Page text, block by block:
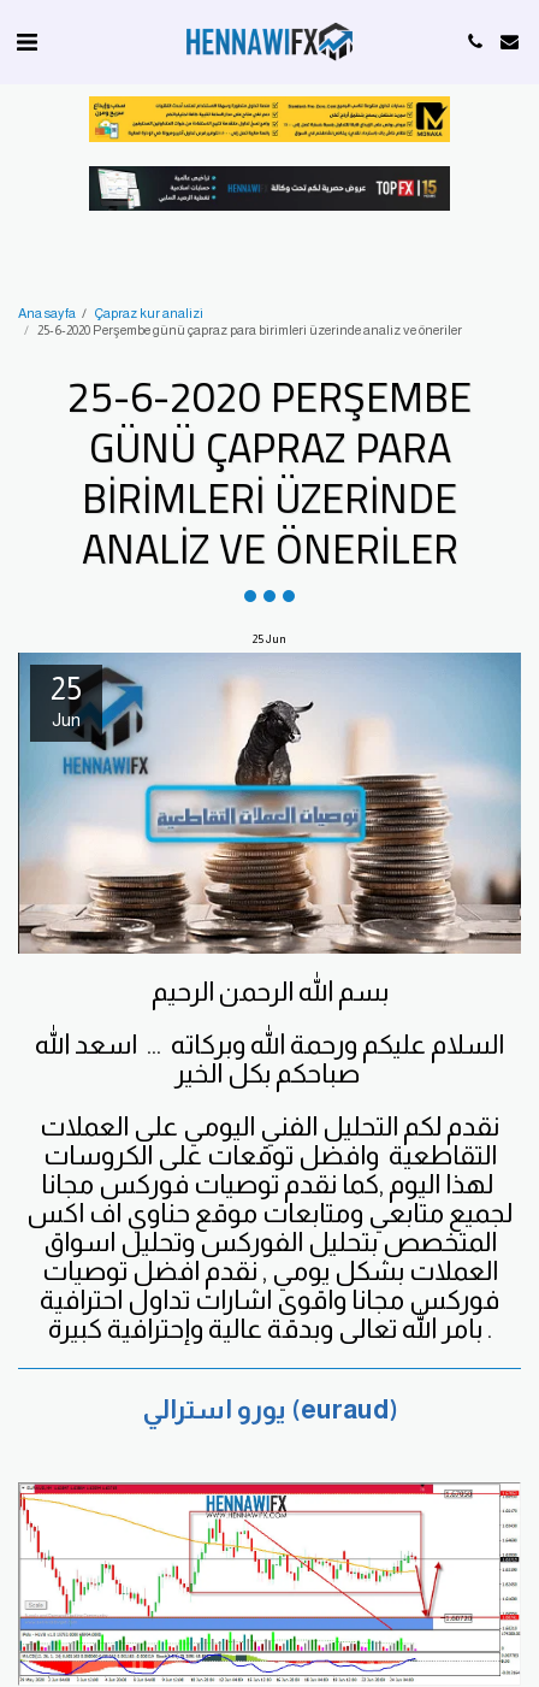
Ana sayfa
Çapraz kur analizi
25-6-2020 Perşembe günü çapraz para birimleri üzerinde analiz ve öneriler
25-6-2020 PERŞEMBE
GÜNÜ ÇAPRAZ PARA
BIRIMLERI ÜZERINDE
ANALIZ VE ÖNERILER
25Jun
25
Jun
بسم الله الرحمن الرحيم
السلام عليكم ورحمة الله وبركاته ... اسعد الله
صباحكم بكل الخير
نقدم لكم التحليل الفني اليومي على العملات
التقاطعية وافضل توقعات على الكروسات
لهذا اليوم ,كما نقدم توصيات فوركس مجانا
لجميع متابعي ومتابعات موقع حناوي اف اكس
المتخصص بتحليل الفوركس وتحليل اسواق
العملات بشكل يومي , نقدم افضل توصيات
فوركس مجانا واقوى اشارات تداول احترافية
بامر الله تعالى وبدقة عالية وإحترافية كبيرة .
يورو استرالي (euraud)